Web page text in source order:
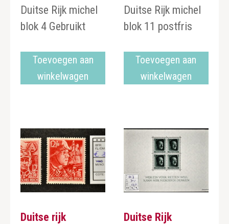
Duitse Rijk michel
blok 4 Gebruikt
Toevoegen aan
winkelwagen
Duitse Rijk michel
blok 11 postfris
Toevoegen aan
winkelwagen
Duitse rijk
Duitse Rijk